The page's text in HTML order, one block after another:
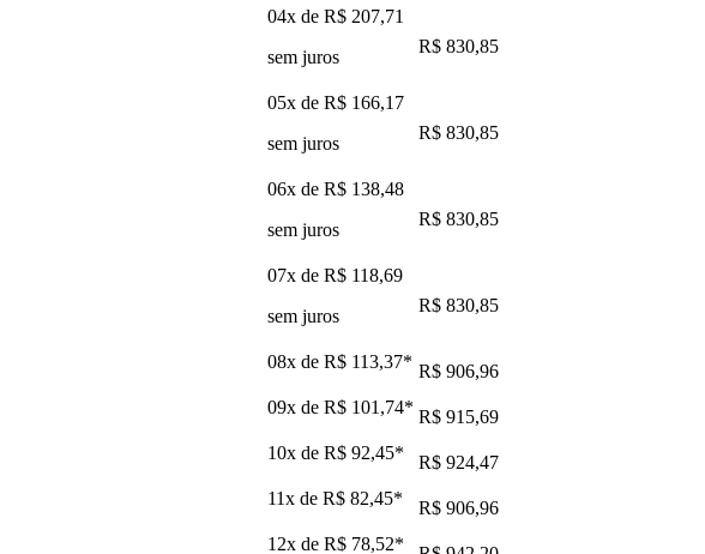
04x de R$ 207,71
sem juros
R$ 830,85
05x de R$ 166,17
sem juros
R$ 830,85
06x de R$ 138,48
sem juros
R$ 830,85
07x de R$ 118,69
sem juros
R$ 830,85
08x de R$ 113,37* R$ 906,96
09x de R$ 101,74* R$ 915,69
10x de R$ 92,45*
R$ 924,47
11x de R$ 82,45*
R$ 906,96
12x de R$ 78,52*